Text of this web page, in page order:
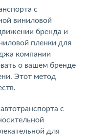
с
виниловой
бренда и
пленки для
компании
о вашем бренде
Этот метод
с
для